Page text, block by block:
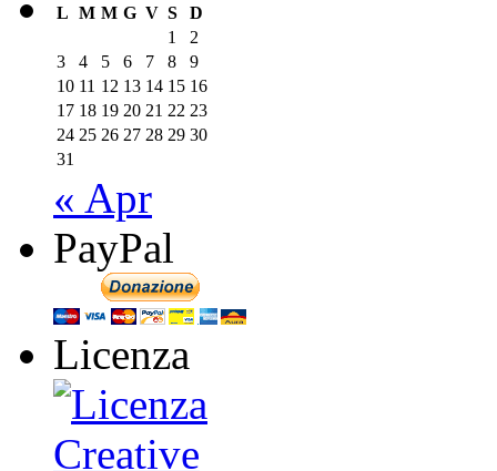
L M M G V S
D
1
2
3
4 5 6 7 8
9
10 11 12 13 14 15 16
17 18 19 20 21 22 23
24 25 26 27 28 29 30
31
« Apr
PayPal
Licenza